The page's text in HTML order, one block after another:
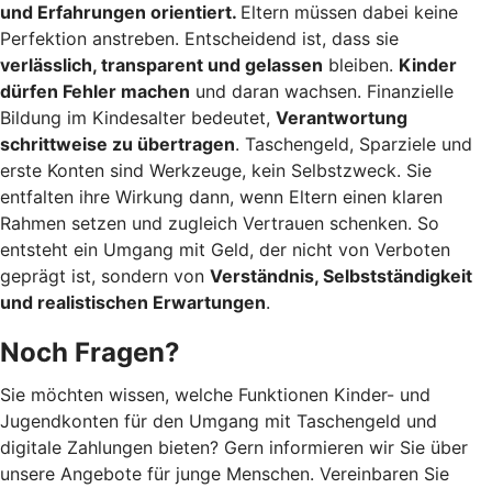
und Erfahrungen orientiert. Eltern müssen dabei keine
Perfektion anstreben. Entscheidend ist, dass sie
verlässlich, transparent und gelassen bleiben. Kinder
dürfen Fehler machen und daran wachsen. Finanzielle
Bildung im Kindesalter bedeutet, Verantwortung
schrittweise zu übertragen. Taschengeld, Sparziele und
erste Konten sind Werkzeuge, kein Selbstzweck. Sie
entfalten ihre Wirkung dann, wenn Eltern einen klaren
Rahmen setzen und zugleich Vertrauen schenken. So
entsteht ein Umgang mit Geld, der nicht von Verboten
geprägt ist, sondern von Verständnis, Selbstständigkeit
und realistischen Erwartungen.
Noch Fragen?
Sie möchten wissen, welche Funktionen Kinder- und
Jugendkonten für den Umgang mit Taschengeld und
digitale Zahlungen bieten? Gern informieren wir Sie über
unsere Angebote für junge Menschen. Vereinbaren Sie